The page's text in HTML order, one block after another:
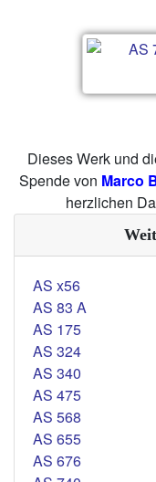
Dieses Werk und
Spende von Marco
herzlichen
AS x56
AS 83 A
AS 175
AS 324
AS 340
AS 475
AS 568
AS 655
AS 676